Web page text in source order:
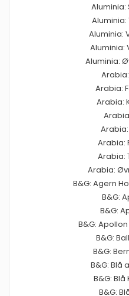
Aluminia:
Aluminia:
Aluminia:
Aluminia:
Aluminia:
Arabia:
Arabia:
Arabia:
Arabia:
Arabia:
B&G: Agern
B&G:
B&G:
B&G:
B&G:
B&G:
B&G: Blå
B&G:
B&G: